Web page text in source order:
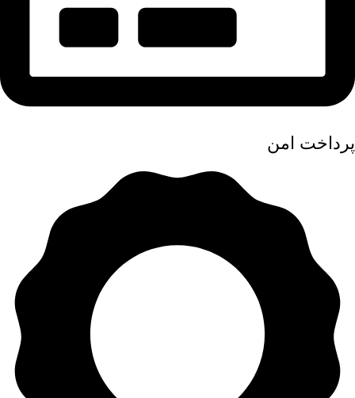
پرداخت امن